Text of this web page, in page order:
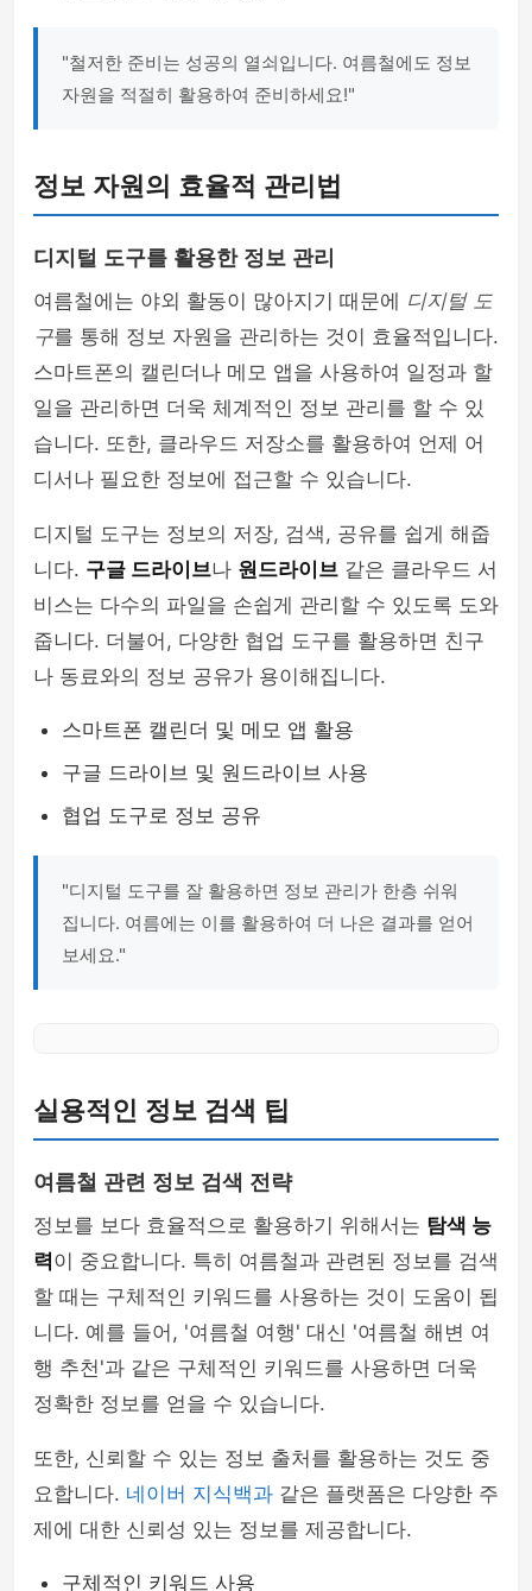
"철저한 준비는 성공의 열쇠입니다. 여름철에도 정보
자원을 적절히 활용하여 준비하세요!"
정보 자원의 효율적 관리법
디지털 도구를 활용한 정보 관리
여름철에는 야외 활동이 많아지기 때문에 디지털 도
구를 통해 정보 자원을 관리하는 것이 효율적입니다.
스마트폰의 캘린더나 메모 앱을 사용하여 일정과 할
일을 관리하면 더욱 체계적인 정보 관리를 할 수 있
습니다. 또한, 클라우드 저장소를 활용하여 언제 어
디서나 필요한 정보에 접근할 수 있습니다.
디지털 도구는 정보의 저장, 검색, 공유를 쉽게 해줍
니다. 구글 드라이브나 원드라이브 같은 클라우드 서
비스는 다수의 파일을 손쉽게 관리할 수 있도록 도와
줍니다. 더불어, 다양한 협업 도구를 활용하면 친구
나 동료와의 정보 공유가 용이해집니다.
스마트폰 캘린더 및 메모 앱 활용
구글 드라이브 및 원드라이브 사용
협업 도구로 정보 공유
"디지털 도구를 잘 활용하면 정보 관리가 한층 쉬워
집니다. 여름에는 이를 활용하여 더 나은 결과를 얻어
보세요."
실용적인 정보 검색 팁
여름철 관련 정보 검색 전략
정보를 보다 효율적으로 활용하기 위해서는 탐색 능
력이 중요합니다. 특히 여름철과 관련된 정보를 검색
할 때는 구체적인 키워드를 사용하는 것이 도움이 됩
니다. 예를 들어, '여름철 여행' 대신 '여름철 해변 여
행 추천'과 같은 구체적인 키워드를 사용하면 더욱
정확한 정보를 얻을 수 있습니다.
또한, 신뢰할 수 있는 정보 출처를 활용하는 것도 중
요합니다. 네이버 지식백과 같은 플랫폼은 다양한 주
제에 대한 신뢰성 있는 정보를 제공합니다.
구체적인 키워드 사용